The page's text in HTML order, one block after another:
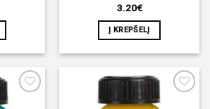
3.20€
Į KREPŠELĮ